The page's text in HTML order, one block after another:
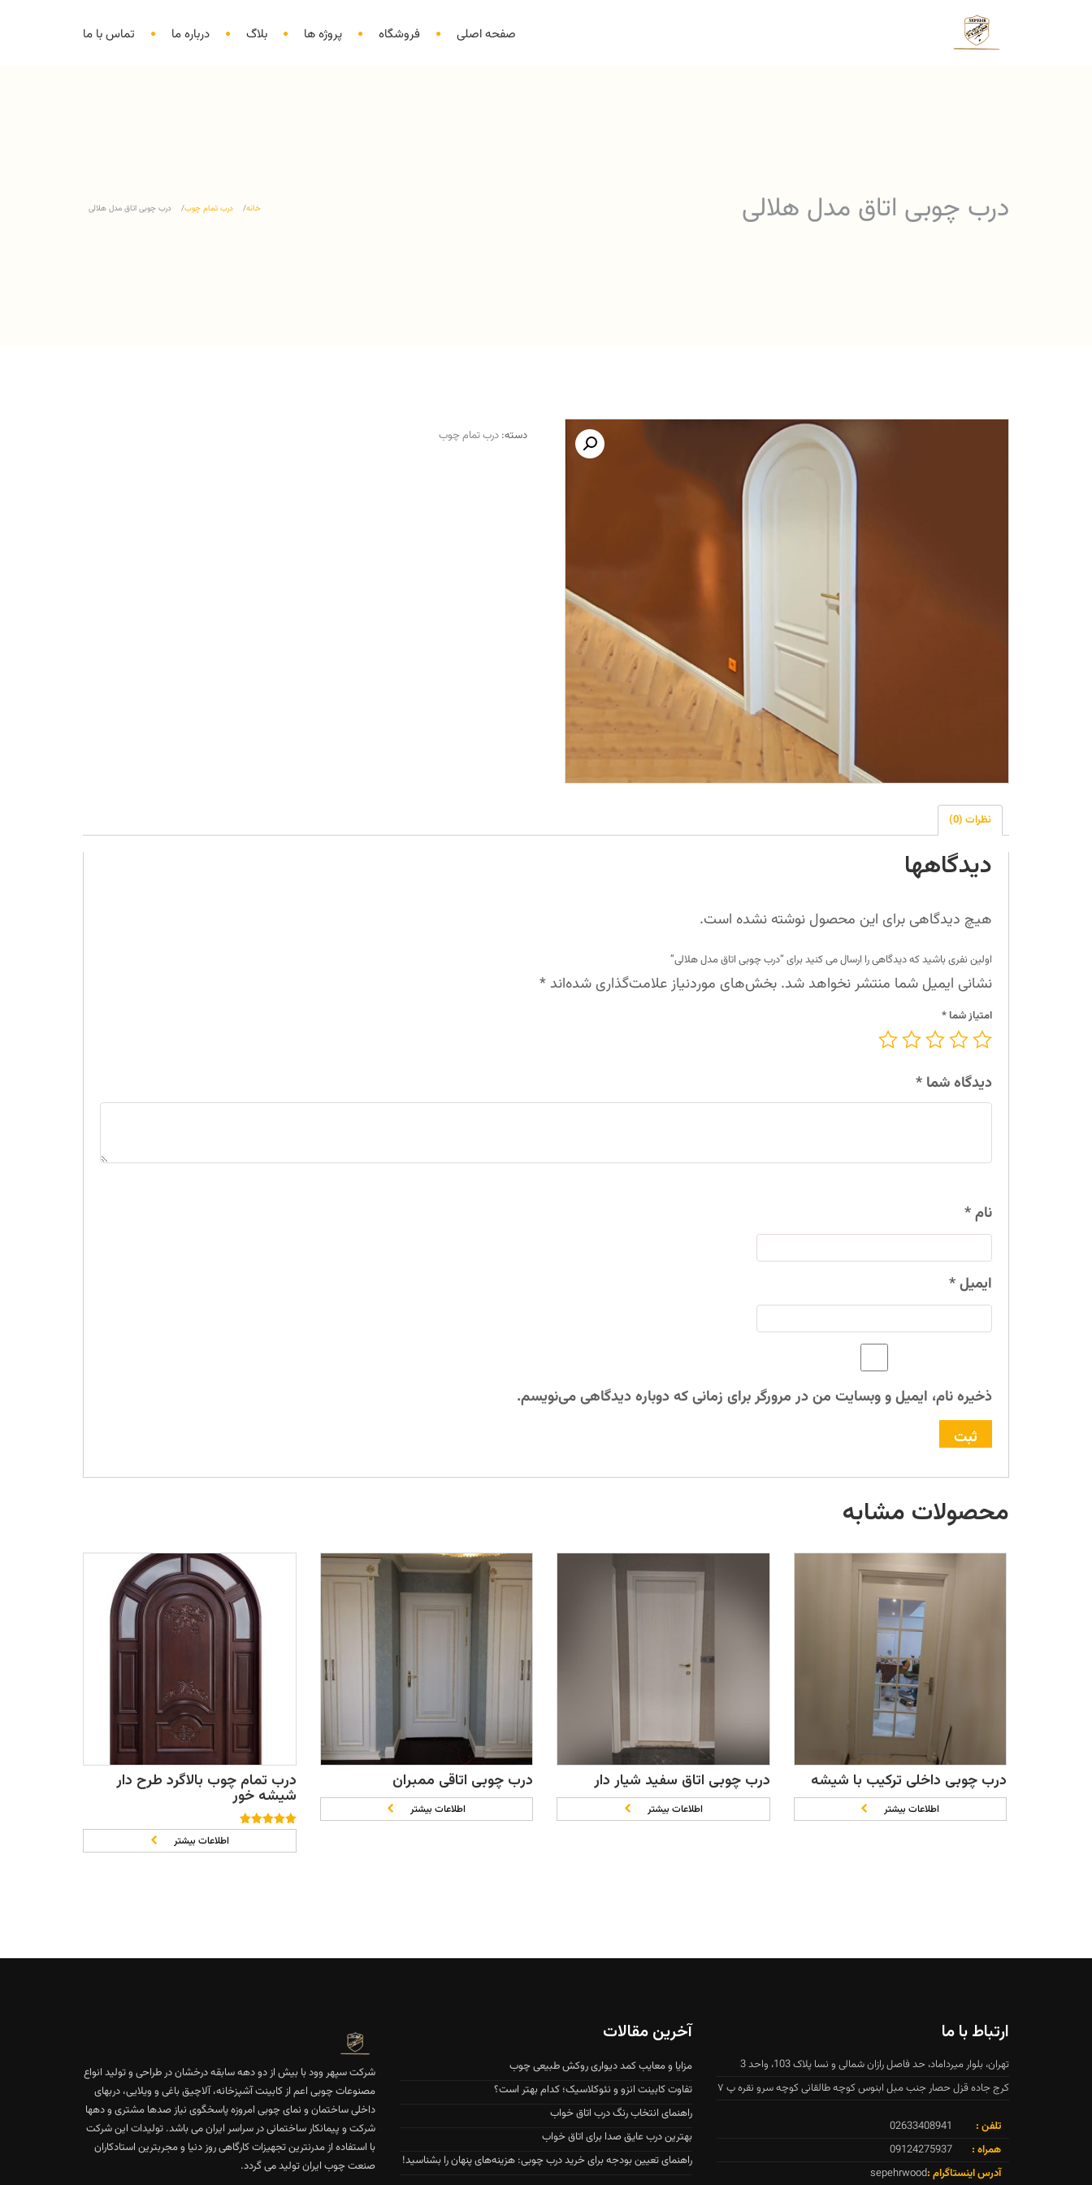
صفحه اصلی فروشگاه پروژه ها بلاگ درباره ما تماس با ما
درب چوبی اتاق مدل هلالی خانه درب تمام چوب درب چوبی اتاق مدل هلالی
دسته: درب تمام چوب
نظرات (0)
دیدگاهها
هیچ دیدگاهی برای این محصول نوشته نشده است.
اولین نفری باشید که دیدگاهی را ارسال می کنید برای “درب چوبی اتاق مدل هلالی”
نشانی ایمیل شما منتشر نخواهد شد. بخش‌های موردنیاز علامت‌گذاری شده‌اند *
امتیاز شما *
دیدگاه شما *
نام*
ایمیل*
ذخیره نام، ایمیل و وبسایت من در مرورگر برای زمانی که دوباره دیدگاهی می‌نویسم.
محصولات مشابه
درب تمام چوب بالاگرد طرح دار
شیشه خور
نمره5.00از 5 اطلاعات بیشتر
درب چوبی اتاقی ممبران
اطلاعات بیشتر
درب چوبی اتاق سفید شیار دار
اطلاعات بیشتر
درب چوبی داخلی ترکیب با شیشه
اطلاعات بیشتر
شرکت سپهر وود با بیش از دو دهه سابقه درخشان در طراحی و تولید انواع
مصنوعات چوبی اعم از کابینت آشپزخانه، آلاچیق باغی و ویلایی، دربهای
داخلی ساختمان و نمای چوبی امروزه پاسخگوی نیاز صدها مشتری و دهها
شرکت و پیمانکار ساختمانی در سراسر ایران می باشد. تولیدات این شرکت
با استفاده از مدرنترین تجهیزات کارگاهی روز دنیا و مجربترین استادکاران
صنعت چوب ایران تولید می گردد.
آخرین مقالات
مزایا و معایب کمد دیواری روکش طبیعی چوب
تفاوت کابینت انزو و نئوکلاسیک؛ کدام بهتر است؟
راهنمای انتخاب رنگ درب اتاق خواب
بهترین درب عایق صدا برای اتاق خواب
راهنمای تعیین بودجه برای خرید درب چوبی: هزینه‌های پنهان را بشناسید!
ارتباط با ما
تهران، بلوار میرداماد، حد فاصل رازان شمالی و نسا پلاک 103، واحد 3
کرج جاده قزل حصار جنب مبل ابنوس کوچه طالقانی کوچه سرو نقره پ ۷
تلفن :
02633408941
همراه :
09124275937
آدرس اینستاگرام :sepehrwood